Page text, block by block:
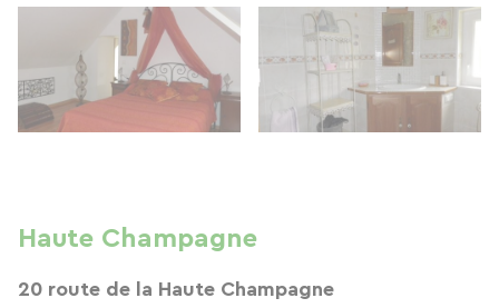
Haute Champagne
20 route de la Haute Champagne